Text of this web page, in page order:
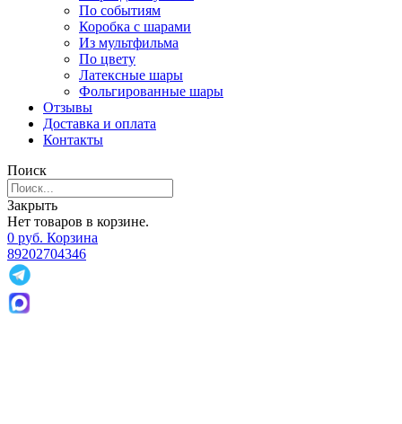
По событиям
Коробка с шарами
Из мультфильма
По цвету
Латексные шары
Фольгированные шары
Отзывы
Доставка и оплата
Контакты
Поиск
Закрыть
Нет товаров в корзине.
0 руб. Корзина
89202704346